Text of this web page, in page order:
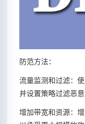
防范方法：
流量监测和过滤：
并设置策略过滤恶意
增加带宽和资源：